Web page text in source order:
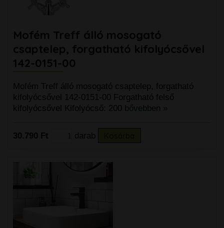
Mofém Treff álló mosogató
csaptelep, forgatható kifolyócsővel
142-0151-00
Mofém Treff álló mosogató csaptelep, forgatható
kifolyócsővel 142-0151-00 Forgatható felső
kifolyócsővel Kifolyócső: 200 bővebben »
30.790 Ft darab